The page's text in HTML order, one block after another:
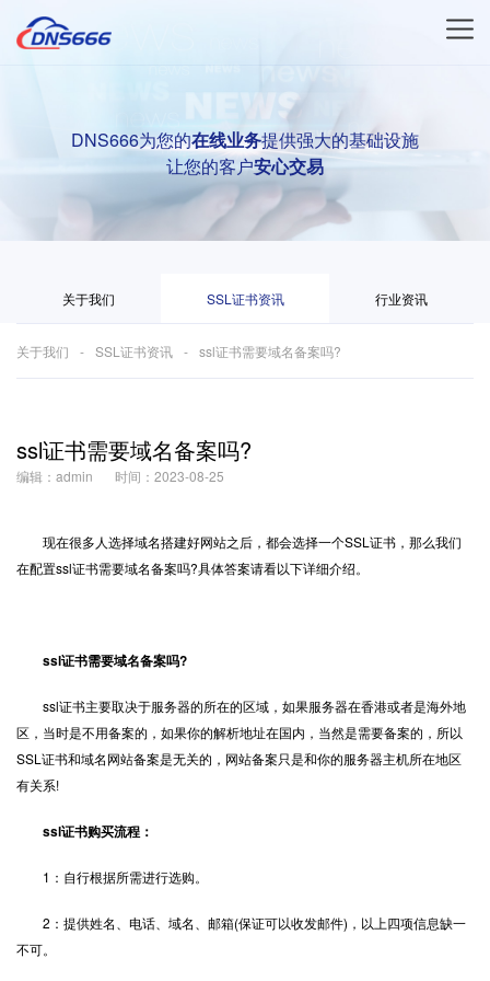
DNS666为您的在线业务提供强大的基础设施
让您的客户安心交易
关于我们 SSL证书资讯 行业资讯
关于我们 SSL证书资讯 ssl证书需要域名备案吗?
ssl证书需要域名备案吗?
编辑：admin 时间：2023-08-25
现在很多人选择域名搭建好网站之后，都会选择一个SSL证书 ，那么我们
在配置ssl证书需要域名备案吗?具体答案请看以下详细介绍。
ssl证书需要域名备案吗?
ssl证书主要取决于服务器的所在的区域，如果服务器在香港或者是海外地
区，当时是不用备案的，如果你的解析地址在国内，当然是需要备案的，所以
SSL证书和域名网站备案是无关的，网站备案只是和你的服务器主机所在地区
有关系!
ssl证书购买流程：
1：自行根据所需进行选购。
2：提供姓名、电话、域名、邮箱(保证可以收发邮件)，以上四项信息缺一
不可。